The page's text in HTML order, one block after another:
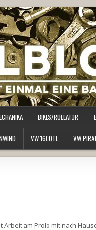
BIKES/ROLLATOR
VW 1600TL VW PIRAT
Arbeit am Prolo mit nach